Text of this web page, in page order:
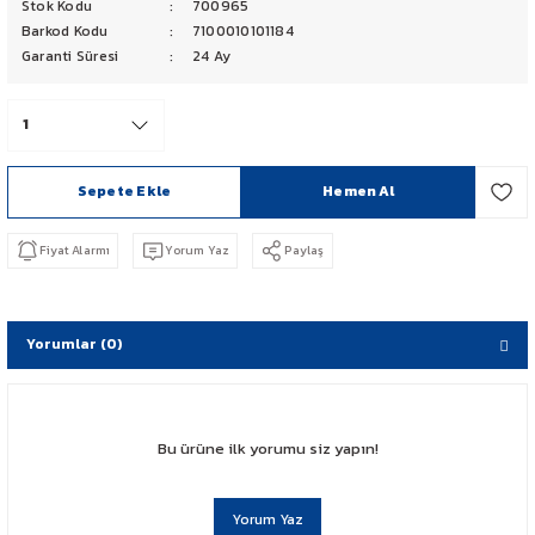
PCX 125-150
CBR 250
CRF 250 RALLY
NX 500
Stok Kodu
700965
Barkod Kodu
7100010101184
Garanti Süresi
24 Ay
Sepete Ekle Hemen Al
Fiyat Alarmı Yorum Yaz Paylaş
Yorumlar (0)
Bu ürüne ilk yorumu siz yapın!
Yorum Yaz